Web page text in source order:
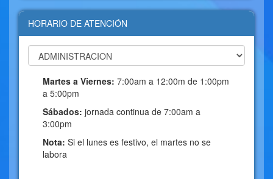
HORARIO DE ATENCIÓN
Martes a Viernes: 7:00am a 12:00m de 1:00pm
a 5:00pm
Sábados: jornada continua de 7:00am a
3:00pm
Nota: Si el lunes es festivo, el martes no se
labora